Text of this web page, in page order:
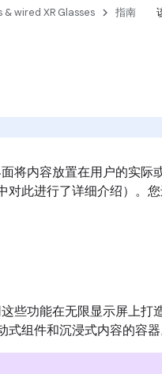
& wired XR Glasses 指南
将内容放置在用户的实际
对此进行了详细介绍）。
些功能在无限显示屏上打
组件和沉浸式内容的容器